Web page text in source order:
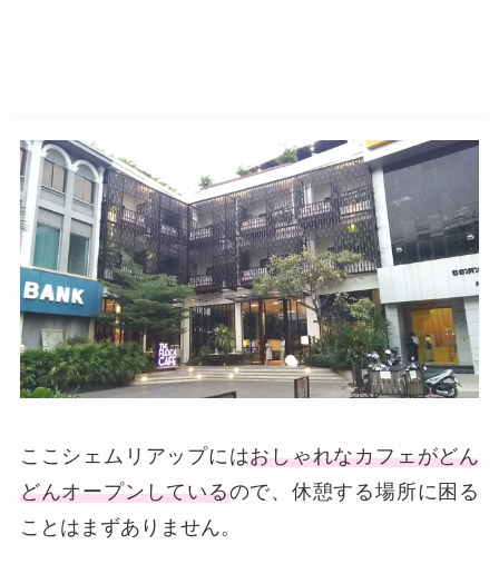
ここシェムリアップにはおしゃれなカフェがどん
どんオープンしているので、休憩する場所に困る
ことはまずありません。